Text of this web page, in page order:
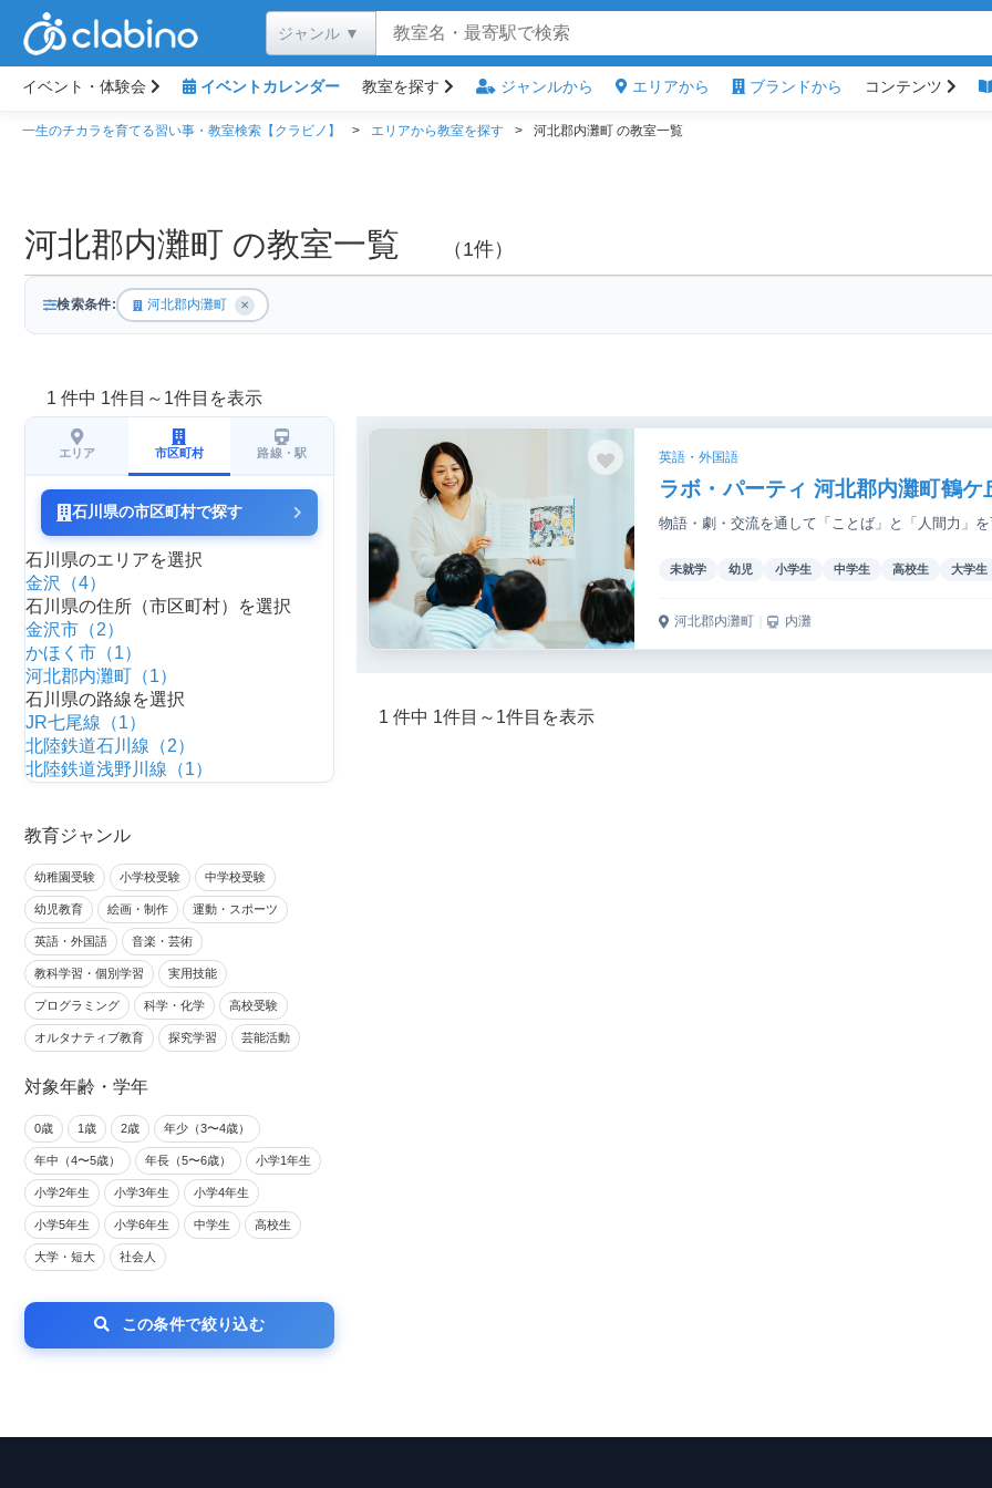
イベント・体験会 イベントカレンダー 教室を探す ジャンルから エリアから ブランドから コンテンツ
一生のチカラを育てる習い事・教室検索【クラビノ】 エリアから教室を探す 河北郡内灘町 の教室一覧
河北郡内灘町 の教室一覧 （1件）
検索条件: 河北郡内灘町 ✕
1 件中 1件目～1件目を表示
エリア 市区町村 路線・駅
石川県の市区町村で探す
石川県のエリアを選択
金沢（4）
石川県の住所（市区町村）を選択
金沢市（2）
かほく市（1）
河北郡内灘町（1）
石川県の路線を選択
JR七尾線（1）
北陸鉄道石川線（2）
北陸鉄道浅野川線（1）
教育ジャンル
幼稚園受験 小学校受験 中学校受験
幼児教育 絵画・制作 運動・スポーツ
英語・外国語 音楽・芸術
教科学習・個別学習 実用技能
プログラミング 科学・化学 高校受験
オルタナティブ教育 探究学習 芸能活動
対象年齢・学年
0歳 1歳 2歳 年少（3〜4歳）
年中（4〜5歳） 年長（5〜6歳） 小学1年生
小学2年生 小学3年生 小学4年生
小学5年生 小学6年生 中学生 高校生
大学・短大 社会人
この条件で絞り込む
英語・外国語
ラボ・パーティ 河北郡内灘町鶴ケ
物語・劇・交流を通して「ことば」と「人間力」
未就学 幼児 小学生 中学生 高校生 大学生
河北郡内灘町 内灘
1 件中 1件目～1件目を表示